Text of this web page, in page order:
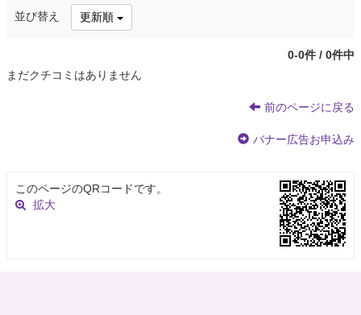
並び替え 更新順
0-0件 / 0件中
まだクチコミはありません
前のページに戻る
バナー広告お申込み
このページのQRコードです。
拡大